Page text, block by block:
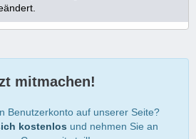
mitmachen!
Benutzerkonto auf unserer Seite?
kostenlos und nehmen Sie an